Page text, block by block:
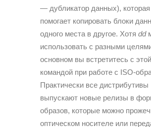
— дубликатор данных), которая
помогает копировать блоки
одного места в другое. Хотя dd
использовать с разными
основном вы встретитесь с этой
командой при работе с ISO-
Практически все дистрибутивы
выпускают новые релизы в
образов, которые можно
оптическом носителе или